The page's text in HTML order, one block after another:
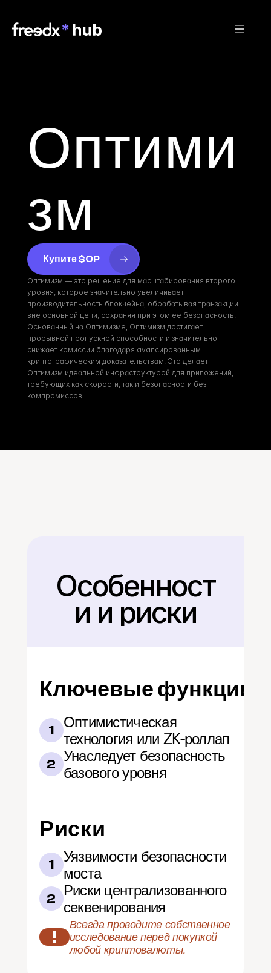
Оптими
зм
Купите $OP
Оптимизм — это решение для масштабирования второго
уровня, которое значительно увеличивает
производительность блокчейна, обрабатывая транзакции
вне основной цепи, сохраняя при этом ее безопасность.
Основанный на Оптимизме, Оптимизм достигает
прорывной пропускной способности и значительно
снижает комиссии благодаря avanсированным
криптографическим доказательствам. Это делает
Оптимизм идеальной инфраструктурой для приложений,
требующих как скорости, так и безопасности без
компромиссов.
Назад
Особенност
и и риски
Ключевые функции
1
Оптимистическая
технология или ZK-роллап
2 Унаследует безопасность
базового уровня
Риски
1
Уязвимости безопасности
моста
2
Риски централизованного
секвенирования
!
Всегда проводите собственное
исследование перед покупкой
любой криптовалюты.